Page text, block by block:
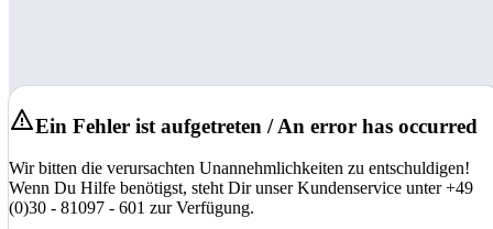
Ein Fehler ist aufgetreten / An error has occurred
Wir bitten die verursachten Unannehmlichkeiten zu entschuldigen!
Wenn Du Hilfe benötigst, steht Dir unser Kundenservice unter +49
(0)30 - 81097 - 601 zur Verfügung.